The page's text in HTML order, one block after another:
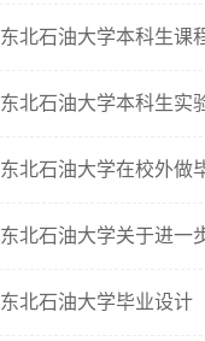
东北石油大学本科生课
东北石油大学本科生实
东北石油大学在校外做
东北石油大学关于进一
东北石油大学毕业设计